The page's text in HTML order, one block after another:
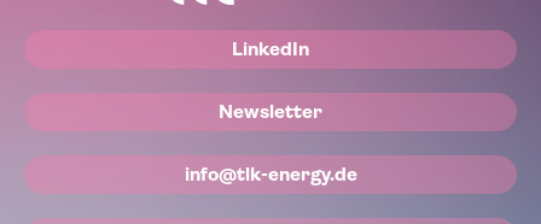
LinkedIn
Newsletter
info@tlk-energy.de